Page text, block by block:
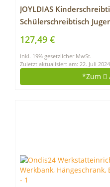
JOYLDIAS
Schülerschreibtisch
Schreibtisch Kinder mit
kostenloser
127,49 €
inkl. 19% gesetzlicher MwSt.
Zuletzt aktualisiert am: 22. Juli
*Zum